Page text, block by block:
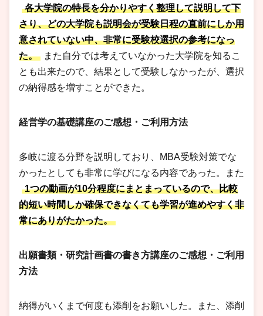
各大学院の特長を分かりやすく整理して説明して下
さり、どの大学院も説明会が受験日程の直前にしか用
意されていない中、非常に受験校選択の参考になっ
た。
また自分では考えていなかった大学院を知るこ
とも出来たので、結果として受験しなかったが、選択
の納得感を増すことができた。
経営学の基礎講座のご感想・ご利用方法
多岐に渡る分野を説明しており、MBA受験対策でな
かったとしても非常に学びになる内容であった。また
1つの動画が10分程度にまとまっているので、比較
的短い時間しか確保できなくても学習が進めやすく非
常にありがたかった。
出願書類・研究計画書の書き方講座のご感想・ご利用
方法
納得がいくまで何度も添削をお願いした。また、添削